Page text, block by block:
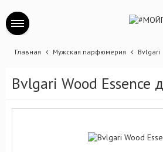
Главная Мужская парфюмерия Bvlgari
Bvlgari Wood Essence